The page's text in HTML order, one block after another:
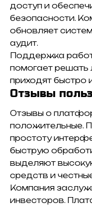
доступ и
безопасности.
обновляет
аудит.
Поддержка
помогает
приходят быстро
Отзывы
Отзывы о
положительные.
простоту
быструю
выделяют
средств и
Компания
инвесторов.